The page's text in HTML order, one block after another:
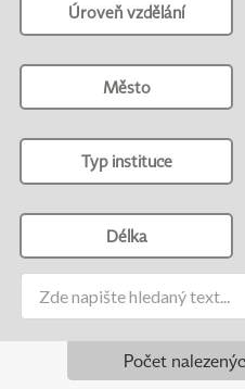
Úroveň vzdělání
Město
Typ instituce
Délka
Počet